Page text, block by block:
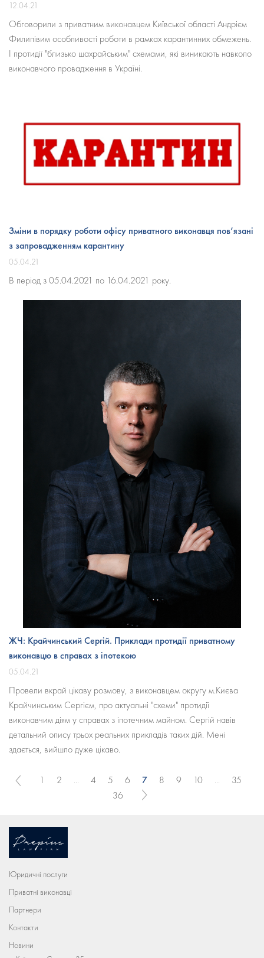
12.04.21
Обговорили з приватним виконавцем Київської області Андрієм
Филипівим особливості роботи в рамках карантинних обмежень.
І протидії "близько шахрайським" схемами, які виникають навколо
виконавчого провадження в Україні.
Зміни в порядку роботи офісу приватного виконавця пов’язані
з запровадженням карантину
05.04.21
В період з 05.04.2021 по 16.04.2021 року.
ЖЧ: Крайчинський Сергій. Приклади протидії приватному
виконавцю в справах з іпотекою
05.04.21
Провели вкрай цікаву розмову, з виконавцем округу м.Києва
Крайчинським Сергієм, про актуальні "схеми" протидії
виконавчим діям у справах з іпотечним майном. Сергій навів
детальний опису трьох реальних прикладів таких дій. Мені
здається, вийшло дуже цікаво.
1 2 ... 4 5 6 7 8 9 10 ...
35
36
Юридичні послуги
Приватні виконавці
Партнери
Контакти
Новини